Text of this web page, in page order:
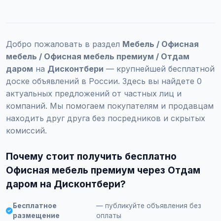
Добро пожаловать в раздел Мебель / Офисная
мебель / Офисная мебель премиум / Отдам
даром на Дисконтбери — крупнейшей бесплатной
доске объявлений в России. Здесь вы найдете 0
актуальных предложений от частных лиц и
компаний. Мы помогаем покупателям и продавцам
находить друг друга без посредников и скрытых
комиссий.
Почему стоит получить бесплатно
Офисная мебель премиум через Отдам
даром на Дисконтбери?
Бесплатное
размещение
— публикуйте объявления без
оплаты